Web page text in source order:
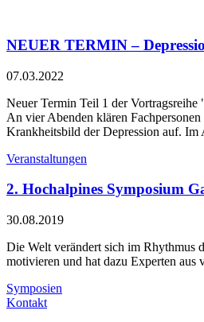
NEUER TERMIN –
07.03.2022
Neuer Termin Teil 1 der
An vier Abenden klären
Krankheitsbild der Depression auf. Im
Veranstaltungen
2. Hochalpines Symposium
30.08.2019
Die Welt verändert sich im Rhythmus
motivieren und hat dazu Experten aus
Symposien
Kontakt